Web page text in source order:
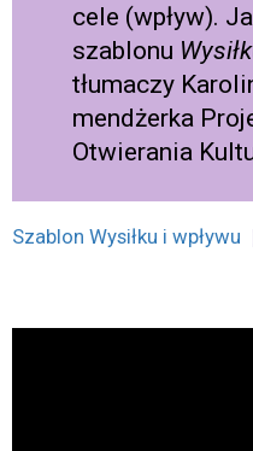
cele (wpływ).
szablonu
tłumaczy
mendżerka
Otwierania
Szablon Wysiłku i wpływu